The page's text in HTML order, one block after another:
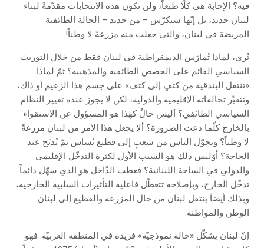
فيه؟ الإجابة هي كلّا طبعاً، ولن تكون هذه الانتخابات مقدّمةً لبناء
لبنان جديد، بل إنّها ستكرّس – من جديد – الحالة الطائفية
المريضة في لبنان، والتي جعلت منه مزرعةً لا وطناً!
تُرى، لماذا تُمارَس الديمقراطية في لبنان فقط من خلال التوريث
السياسي القائم على الحصص الطائفية والمذهبية؟ ثمّ لماذا
«تنتقل البندقية من كتفٍ إلى كتف» على جسم هذا الزعيم أو ذاك،
وتتغيّر تحالفاته الإقليمية والدولية، لكن لا يجوز عنده تغيير النظام
السياسي الطائفي؟ أليس حالٌ كهذا هو المسؤول عن الاستقواء
بالخارج كلّما دعت الضرورة؟ ألا يجعل هذا الأمر من لبنان مزرعةً
لا وطناً؟ ويحوّل الناس من شعبٍ إلى قطيع يُساس ثمّ يُذبَح عند
الحاجة؟ أوَليس ذلك هو السبب الأول لكثرة التدخّل الإقليمي
والدولي في الساحة اللبنانية؟ فعطب الدّاخل هو الذي سهّل دائماً
تدخّل الخارج، وبإصلاحه تتعطّل فاعلية التأثيرات السلبية الخارجية،
وبذلك أيضاً ينتقل لبنان من حال المزرعة والقطيع إلى لبنان
الوطن والمواطنة.
إنّ لبنان يشكّل «حالة نموذجيّة» فريدة في المنطقة العربيّة. فهو